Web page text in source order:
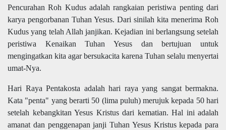
Pencurahan Roh Kudus adalah rangkaian peristiwa penting dari
karya pengorbanan Tuhan Yesus. Dari sinilah kita menerima Roh
Kudus yang telah Allah janjikan. Kejadian ini berlangsung setelah
peristiwa Kenaikan Tuhan Yesus dan bertujuan untuk
mengingatkan kita agar bersukacita karena Tuhan selalu menyertai
umat-Nya.
Hari Raya Pentakosta adalah hari raya yang sangat bermakna.
Kata "penta" yang berarti 50 (lima puluh) merujuk kepada 50 hari
setelah kebangkitan Yesus Kristus dari kematian. Hal ini adalah
amanat dan penggenapan janji Tuhan Yesus Kristus kepada para